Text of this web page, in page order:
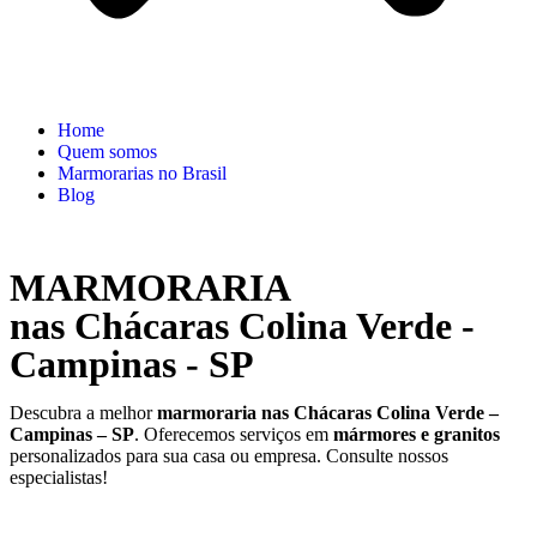
Home
Quem somos
Marmorarias no Brasil
Blog
MARMORARIA
nas Chácaras Colina Verde -
Campinas - SP
Descubra a melhormarmoraria nas Chácaras Colina Verde –
Campinas – SP. Oferecemos serviços em mármores e granitos
personalizados para sua casa ou empresa. Consulte nossos
especialistas!